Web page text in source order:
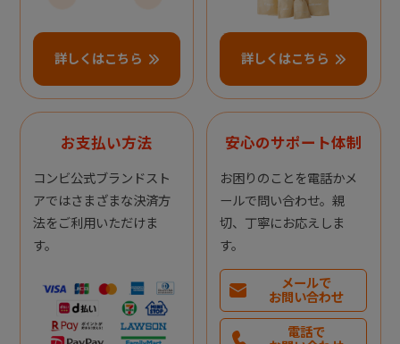
詳しくはこちら 詳しくはこちら
お支払い方法
コンビ公式ブランドスト
アではさまざまな決済方
法をご利用いただけま
す。
安心のサポート体制
お困りのことを電話かメ
ールで問い合わせ。親
切、丁寧にお応えしま
す。
メールで
お問い合わせ
電話で